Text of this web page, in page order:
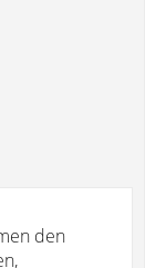
den